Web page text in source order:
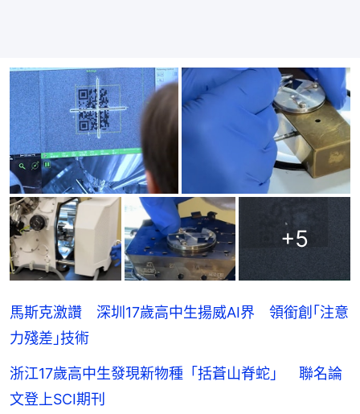
+5
馬斯克激讚 深圳17歲高中生揚威AI界 領銜創｢注意
力殘差｣技術
浙江17歲高中生發現新物種「括蒼山脊蛇」 聯名論
文登上SCI期刊